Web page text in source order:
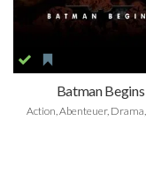
Batman Begins
Action, Abenteuer,